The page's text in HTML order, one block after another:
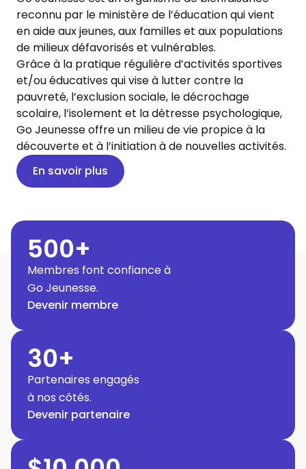
reconnu par le ministère de l’éducation qui vient
en aide aux jeunes, aux familles et aux populations
de milieux défavorisés et vulnérables.
Grâce à la pratique régulière d’activités sportives
et/ou éducatives qui vise à lutter contre la
pauvreté, l’exclusion sociale, le décrochage
scolaire, l’isolement et la détresse psychologique,
Go Jeunesse offre un milieu de vie propice à la
découverte et à l’initiation à de nouvelles activités.
En savoir plus
Membres font confiance à
Go Jeunesse.
500+
Devenir membre
Partenaires engagés
à nos côtés.
30+
Devenir partenaire